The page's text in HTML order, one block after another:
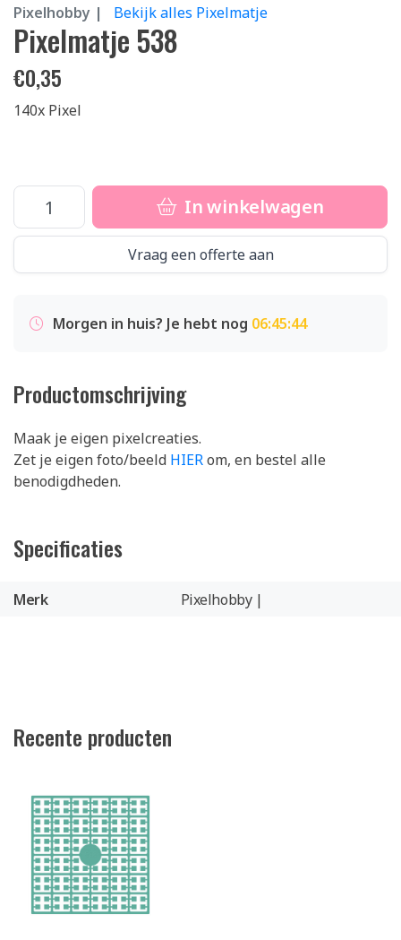
Pixelhobby | Bekijk alles Pixelmatje
Pixelmatje 538
€0,35
140x Pixel
In winkelwagen
Vraag een offerte aan
Morgen in huis? Je hebt nog 06:45:44
Productomschrijving
Maak je eigen pixelcreaties.
Zet je eigen foto/beeld HIERom, en bestel alle
benodigdheden.
Specificaties
Merk Pixelhobby |
Recente producten